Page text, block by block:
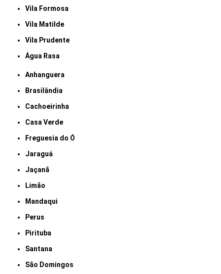
Vila Formosa
Vila Matilde
Vila Prudente
Água Rasa
Anhanguera
Brasilândia
Cachoeirinha
Casa Verde
Freguesia do Ó
Jaraguá
Jaçanã
Limão
Mandaqui
Perus
Pirituba
Santana
São Domingos